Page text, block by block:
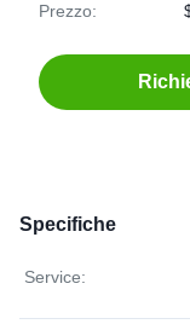
Prezzo:
Specifiche
Service: